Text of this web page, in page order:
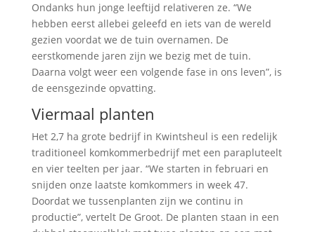
Ondanks hun jonge leeftijd relativeren ze. “We
hebben eerst allebei geleefd en iets van de wereld
gezien voordat we de tuin overnamen. De
eerstkomende jaren zijn we bezig met de tuin.
Daarna volgt weer een volgende fase in ons leven”, is
de eensgezinde opvatting.
Viermaal planten
Het 2,7 ha grote bedrijf in Kwintsheul is een redelijk
traditioneel komkommerbedrijf met een parapluteelt
en vier teelten per jaar. “We starten in februari en
snijden onze laatste komkommers in week 47.
Doordat we tussenplanten zijn we continu in
productie”, vertelt De Groot. De planten staan in een